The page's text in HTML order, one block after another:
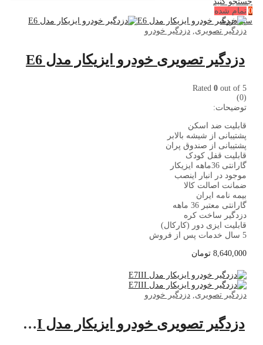
0
سبد خرید
تمام شده
دزدگیر تصویری دزدگیر خودرو
دزدگیر تصویری خودرو ایزیکار مدل E6
Rated 0 out of 5
(0)
توضیحات:
قابلیت ضد اسکن
پشتیبانی از شیشه بالابر
پشتیبانی از صندوق پران
قابلیت قفل کودک
گارانتی 36ماهه ایزیکار
موجود در انبار اینصب
ضمانت اصالت کالا
بیمه نامه ایران
گارانتی معتبر 36 ماهه
دزدگیر ساخت کره
قابلیت ایزی دور (کارکال)
5 سال خدمات پس از فروش
8,640,000 تومان
دزدگیر تصویری دزدگیر خودرو
دزدگیر تصویری خودرو ایزیکار مدل E7III